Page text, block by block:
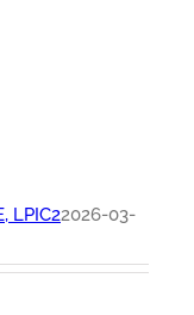
LPIC22026-03-